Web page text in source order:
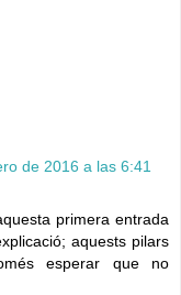
de 2016 a las 6:41
primera entrada
aquests pilars
esperar que no